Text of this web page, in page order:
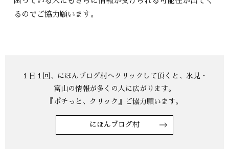
るのでご協力願います。
にほんブログ村